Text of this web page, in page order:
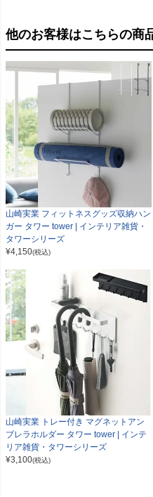
他のお客様はこちらの商
山崎実業 フィットネスグッズ収納ハン
ガー タワー tower | インテリア雑貨・
タワーシリーズ
¥4,150(税込)
山崎実業 トレー付き マグネットアン
ブレラホルダー タワー tower | インテ
リア雑貨・タワーシリーズ
¥3,100(税込)